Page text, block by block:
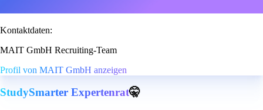
Kontaktdaten:
MAIT GmbH Recruiting-Team
Profil von MAIT GmbH anzeigen
StudySmarter Expertenrat🤫